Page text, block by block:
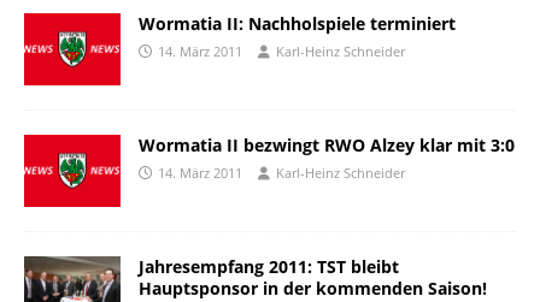
Wormatia II: Nachholspiele terminiert
14. März 2011 Karl-Heinz Schneider
Wormatia II bezwingt RWO Alzey klar mit 3:0
14. März 2011 Karl-Heinz Schneider
Jahresempfang 2011: TST bleibt
Hauptsponsor in der kommenden Saison!